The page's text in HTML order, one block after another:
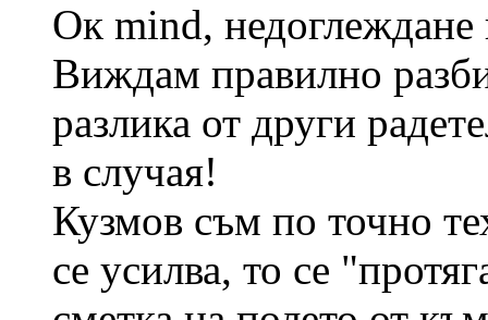
Ок mind, недоглеждане
Виждам правилно
разлика от други
в случая!
Кузмов съм по точно
се усилва, то се